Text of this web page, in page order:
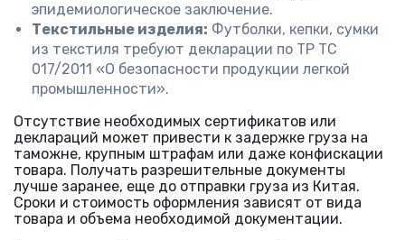
эпидемиологическое заключение.
Текстильные изделия: Футболки, кепки, сумки
из текстиля требуют декларации по ТР ТС
017/2011 «О безопасности продукции легкой
промышленности».
Отсутствие необходимых сертификатов или
деклараций может привести к задержке груза на
таможне, крупным штрафам или даже конфискации
товара. Получать разрешительные документы
лучше заранее, еще до отправки груза из Китая.
Сроки и стоимость оформления зависят от вида
товара и объема необходимой документации.